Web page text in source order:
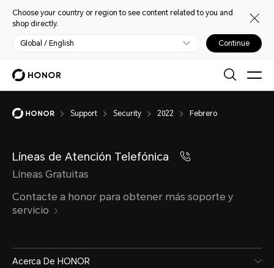
Choose your country or region to see content related to you and
shop directly.
Global / English Continue
Support Security 2022 Febrero
Líneas de Atención Telefónica
Líneas Gratuitas
Contacte a honor para obtener más soporte y
servicio
Acerca De HONOR